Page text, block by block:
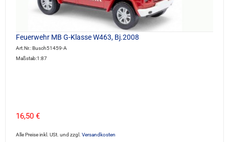
Feuerwehr MB G-Klasse W463, Bj.2008
Art.Nr.: Busch51459-A
Maßstab:1:87
16,50 €
Alle Preise inkl. USt. und zzgl. Versandkosten